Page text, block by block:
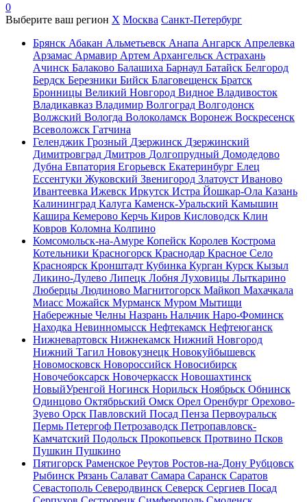
0
Выберите ваш регион X Москва Санкт-Петербург
Брянск Абакан Альметьевск Анапа Ангарск Апрелевка
Арзамас Армавир Артем Архангельск Астрахань
Ачинск Балаково Балашиха Барнаул Батайск Белгород
Бердск Березники Бийск Благовещенск Братск
Бронницы Великий Новгород Видное Владивосток
Владикавказ Владимир Волгоград Волгодонск
Волжский Вологда Волоколамск Воронеж Воскресенск
Всеволожск Гатчина
Геленджик Грозный Дзержинск Дзержинский
Димитровград Дмитров Долгопрудный Домодедово
Дубна Евпатория Егорьевск Екатеринбург Елец
Ессентуки Жуковский Звенигород Златоуст Иваново
Ивантеевка Ижевск Иркутск Истра Йошкар-Ола Казань
Калининград Калуга Каменск-Уральский Камышин
Кашира Кемерово Керчь Киров Кисловодск Клин
Ковров Коломна Колпино
Комсомольск-на-Амуре Копейск Королев Кострома
Котельники Красногорск Краснодар Красное Село
Красноярск Кронштадт Кубинка Курган Курск Кызыл
Ликино-Дулево Липецк Лобня Луховицы Лыткарино
Люберцы Людиново Магнитогорск Майкоп Махачкала
Миасс Можайск Мурманск Муром Мытищи
Набережные Челны Назрань Нальчик Наро-Фоминск
Находка Невинномысск Нефтекамск Нефтеюганск
Нижневартовск Нижнекамск Нижний Новгород
Нижний Тагил Новокузнецк Новокуйбышевск
Новомосковск Новороссийск Новосибирск
Новочебоксарск Новочеркасск Новошахтинск
НовыйУренгой Ногинск Норильск Ноябрьск Обнинск
Одинцово Октябрьский Омск Орел Оренбург Орехово-
Зуево Орск Павловский Посад Пенза Первоуральск
Пермь Петергоф Петрозаводск Петропавловск-
Камчатский Подольск Прокопьевск Протвино Псков
Пушкин Пушкино
Пятигорск Раменское Реутов Ростов-на-Дону Рубцовск
Рыбинск Рязань Салават Самара Саранск Саратов
Севастополь Северодвинск Северск Сергиев Посад